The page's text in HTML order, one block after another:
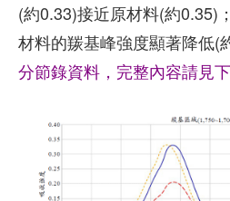
(約0.33)接近原材料(約0.35)
材料的羰基峰強度顯著降低(
分節錄資料，完整內容請見下